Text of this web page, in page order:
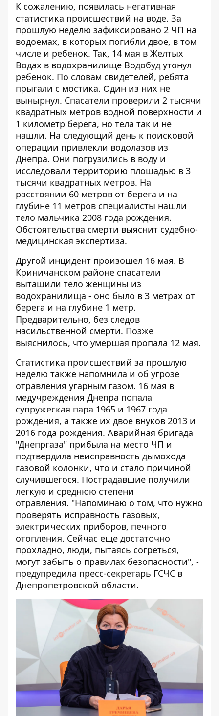
К сожалению, появилась негативная
статистика происшествий на воде. За
прошлую неделю зафиксировано 2 ЧП на
водоемах, в которых погибли двое, в том
числе и ребенок. Так, 14 мая в Желтых
Водах в водохранилище Водобуд утонул
ребенок. По словам свидетелей, ребята
прыгали с мостика. Один из них не
вынырнул. Спасатели проверили 2 тысячи
квадратных метров водной поверхности и
1 километр берега, но тела так и не
нашли. На следующий день к поисковой
операции привлекли водолазов из
Днепра. Они погрузились в воду и
исследовали территорию площадью в 3
тысячи квадратных метров. На
расстоянии 60 метров от берега и на
глубине 11 метров специалисты нашли
тело мальчика 2008 года рождения.
Обстоятельства смерти выяснит судебно-
медицинская экспертиза.
Другой инцидент произошел 16 мая. В
Криничанском районе спасатели
вытащили тело женщины из
водохранилища - оно было в 3 метрах от
берега и на глубине 1 метр.
Предварительно, без следов
насильственной смерти. Позже
выяснилось, что умершая пропала 12 мая.
Статистика происшествий за прошлую
неделю также напомнила и об угрозе
отравления угарным газом. 16 мая в
медучреждения Днепра попала
супружеская пара 1965 и 1967 года
рождения, а также их двое внуков 2013 и
2016 года рождения. Аварийная бригада
"Днепргаза" прибыла на место ЧП и
подтвердила неисправность дымохода
газовой колонки, что и стало причиной
случившегося. Пострадавшие получили
легкую и среднюю степени
отравления. "Напоминаю о том, что нужно
проверять исправность газовых,
электрических приборов, печного
отопления. Сейчас еще достаточно
прохладно, люди, пытаясь согреться,
могут забыть о правилах безопасности", -
предупредила пресс-секретарь ГСЧС в
Днепропетровской области.